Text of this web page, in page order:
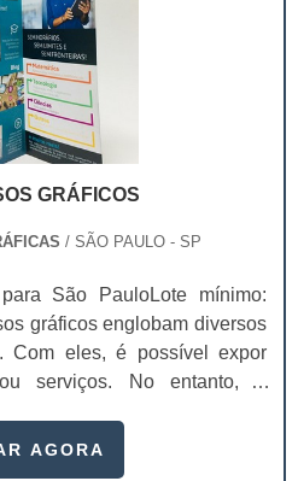
GRÁFICOS
/ SÃO PAULO - SP
São PauloLote mínimo:
gráficos englobam diversos
Com eles, é possível expor
serviços. No entanto, é
impresso gráfico se encaixa
AGORA